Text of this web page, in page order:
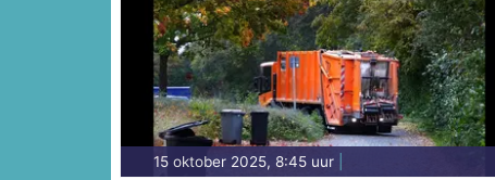
15 oktober 2025, 8:45 uur